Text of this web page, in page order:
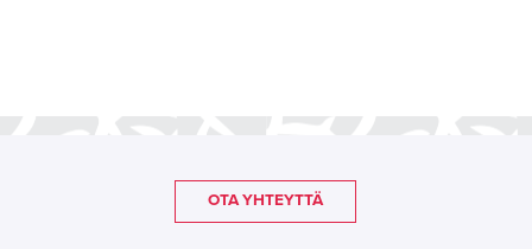
OTA YHTEYTTÄ